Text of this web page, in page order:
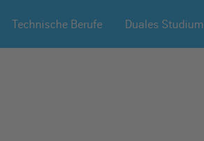
Technische Berufe Duales Studium